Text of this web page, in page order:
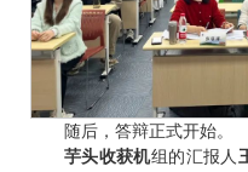
随后，答辩正式开始。
芋头收获机组的汇报人